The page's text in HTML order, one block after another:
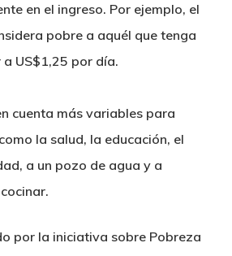
en el ingreso. Por ejemplo, el
pobre a aquél que tenga
US$1,25 por día.
cuenta más variables para
la salud, la educación, el
a un pozo de agua y a
por la iniciativa sobre Pobreza